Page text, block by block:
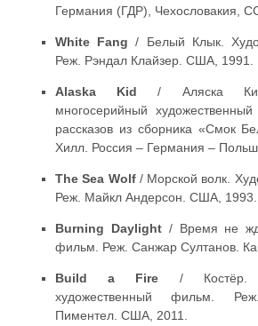
Германия (ГДР), Чехословакия,
White Fang / Белый Клык.
Реж. Рэндал Клайзер. США, 1991.
Alaska Kid / Аляска Кид.
многосерийный
рассказов из сборника «Смок
Хилл. Россия – Германия –
The Sea Wolf/ Морской волк.
Реж. Майкл Андерсон. США, 1993.
Burning Daylight/ Время не
фильм. Реж. Санжар Султанов.
Build a Fire / Костёр.
художественный фильм.
Пиментел. США, 2011.